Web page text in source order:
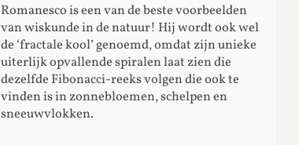
Romanesco is een van de beste voorbeelden
van wiskunde in de natuur! Hij wordt ook wel
de ‘fractale kool’ genoemd, omdat zijn unieke
uiterlijk opvallende spiralen laat zien die
dezelfde Fibonacci-reeks volgen die ook te
vinden is in zonnebloemen, schelpen en
sneeuwvlokken.